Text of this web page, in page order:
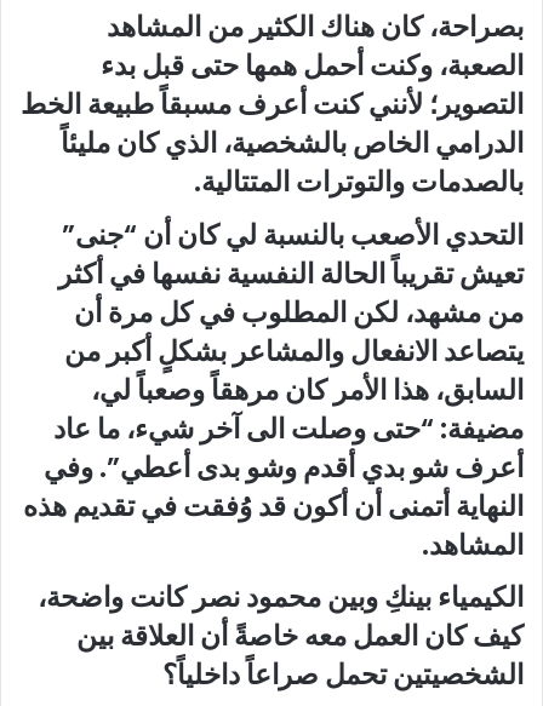
بصراحة، كان هناك الكثير من المشاهد
الصعبة، وكنت أحمل همها حتى قبل بدء
التصوير؛ لأنني كنت أعرف مسبقاً طبيعة الخط
الدرامي الخاص بالشخصية، الذي كان مليئاً
بالصدمات والتوترات المتتالية.
التحدي الأصعب بالنسبة لي كان أن “جنى”
تعيش تقريباً الحالة النفسية نفسها في أكثر
من مشهد، لكن المطلوب في كل مرة أن
يتصاعد الانفعال والمشاعر بشكلٍ أكبر من
السابق، هذا الأمر كان مرهقاً وصعباً لي،
مضيفة: “حتى وصلت الى آخر شيء، ما عاد
أعرف شو بدي أقدم وشو بدى أعطي”. وفي
النهاية أتمنى أن أكون قد وُفقت في تقديم هذه
المشاهد.
الكيمياء بينكِ وبين محمود نصر كانت واضحة،
كيف كان العمل معه خاصةً أن العلاقة بين
الشخصيتين تحمل صراعاً داخلياً؟